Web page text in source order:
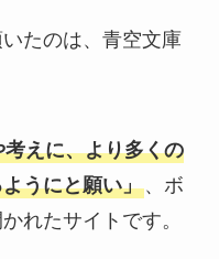
たのは、青空文庫
えに、より多くの
うにと願い」、ボ
れたサイトです。